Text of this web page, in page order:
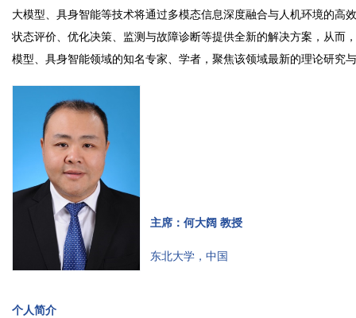
大模型、具身智能等技术将通过多模态信息深度融合与人机环境的
状态评价、优化决策、监测与故障诊断等提供全新的解决方案，从
模型、具身智能领域的知名专家、学者，聚焦该领域最新的理论研究
主席：何大阔 教授
东北大学，中国
个人简介